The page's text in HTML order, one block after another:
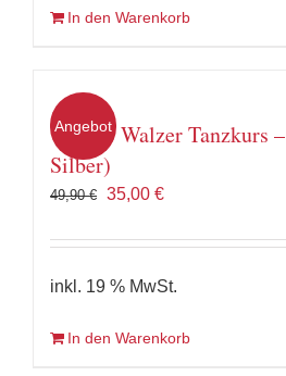
In den Warenkorb
Angebot
Wiener Walzer Tanzkurs
Silber)
49,90€ Ursprünglicher
war:
35,00 €Aktueller
ist:
inkl. 19 % MwSt.
In den Warenkorb